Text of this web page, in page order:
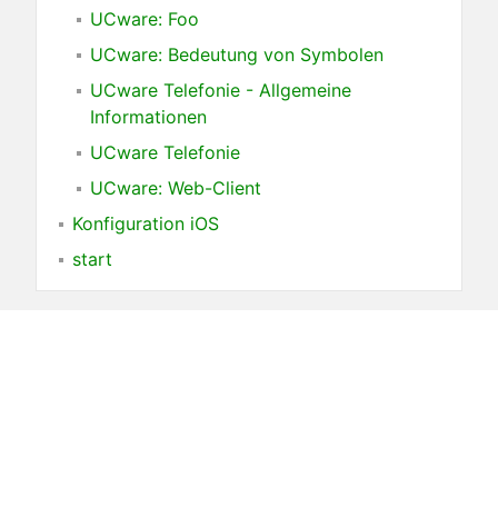
UCware: Foo
UCware: Bedeutung von Symbolen
UCware Telefonie - Allgemeine
Informationen
UCware Telefonie
UCware: Web-Client
Konfiguration iOS
start